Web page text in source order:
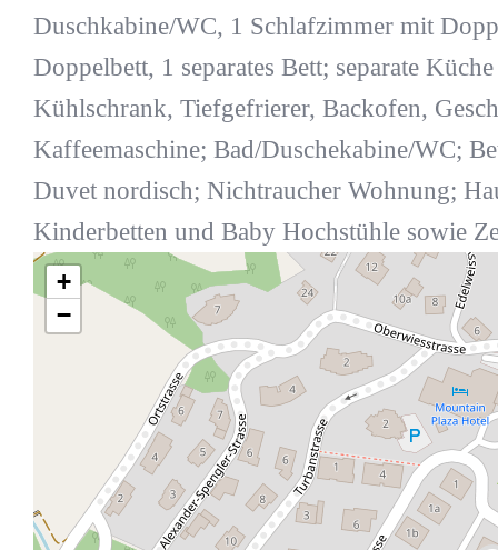
Duschkabine/WC, 1 Schlafzimmer mit
Doppelbett, 1 separates Bett; separate
Kühlschrank, Tiefgefrierer, Backofen,
Kaffeemaschine; Bad/Duschekabine/WC;
Duvet nordisch; Nichtraucher Wohnung;
Kinderbetten und Baby Hochstühle sowie
+
−